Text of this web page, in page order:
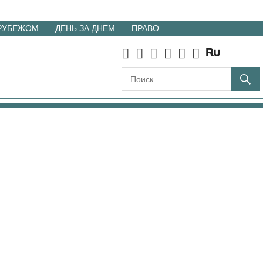
ДЕНЬ ЗА ДНЕМ ПРАВО